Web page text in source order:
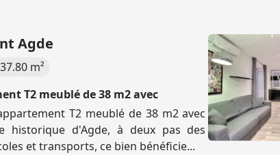
Agde
37.80 m²
T2 meublé de 38 m2 avec
T2 meublé de 38 m2 avec
historique d'Agde, à deux pas des
et transports, ce bien bénéficie...